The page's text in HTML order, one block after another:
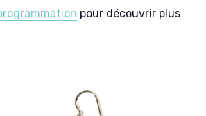
pour découvrir plus